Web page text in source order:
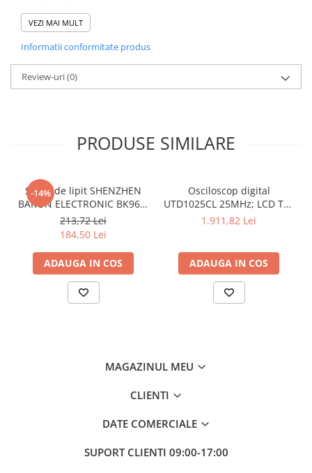
neomogenitatii de temperatura sau valoarea acesteia in
punctele masurate.
diagnosticare si localizare a diferentelor sau defectelor
Specificații Tehnice
Tipul contorului
temperatură
Alimentare
baterie LR03 AAA
1,5V x3
Dimensiuni
Baterie
baterie LR03 AAA
1,5V x3
Rezolutie optica
Interval de măsurare al temperaturii
Interval de masura a Umiditatii
VEZI MAI MULT
Informatii conformitate produs
Review-uri(0)
PRODUSE SIMILARE
-14%
Stație de lipit SHENZHEN
BAKON ELECTRONIC BK969,
200...480°C control
analogic, cu buton
213,72 Lei
184,50 Lei
ADAUGA IN COS
Osciloscop digital
UTD1025CL 25MHz; LCD TFT
3,5"; Ch: 1; 250Msps; 12kpts
1.911,82 Lei
ADAUGA IN COS
MAGAZINUL MEU
CLIENTI
DATE COMERCIALE
SUPORT CLIENTI 09:00-17:00